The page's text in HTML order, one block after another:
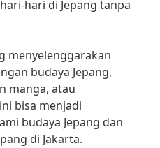
hari di Jepang tanpa
menyelenggarakan
budaya Jepang,
manga, atau
bisa menjadi
budaya Jepang dan
di Jakarta.